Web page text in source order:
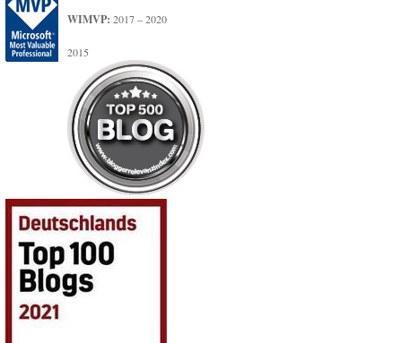
WIMVP: 2017 – 2020
2015